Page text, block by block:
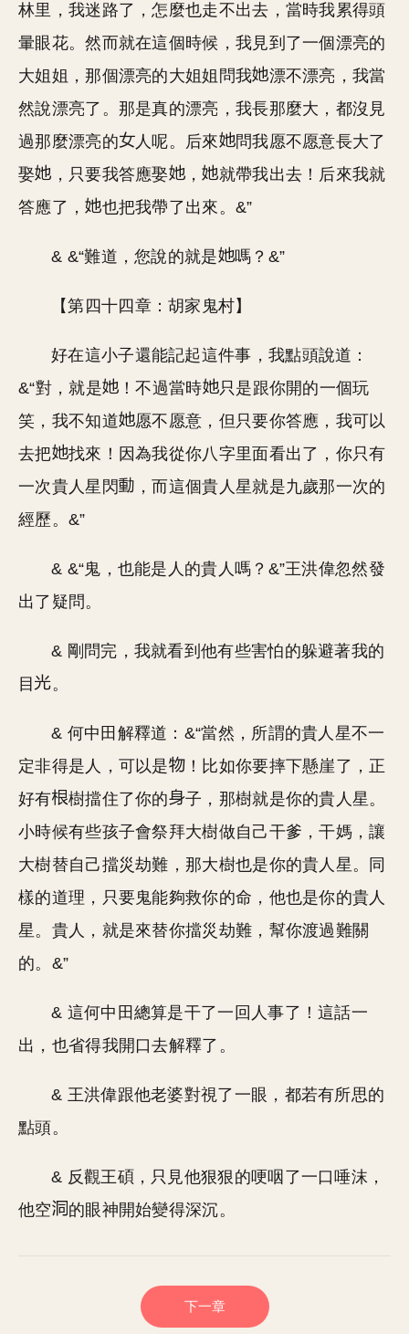
林里，我迷路了，怎麼也走不出去，當時我累得頭
暈眼花。然而就在這個時候，我見到了一個漂亮的
大姐姐，那個漂亮的大姐姐問我
漂不漂亮，我當
然說漂亮了。那是真的漂亮，我長那麼大，都沒見
過那麼漂亮的
人呢。后來
問我愿不愿意長大了
娶
，只要我答應娶 ，
就帶我出去！后來我就
答應了，
也把我帶了出來。&”
& &“難道，您說的就是 嗎？&”
【第四十四章：胡家鬼村】
好在這小子還能記起這件事，我點頭說道：
&“對，就是
！不過當時
只是跟你開的一個玩
笑，我不知道
愿不愿意，但只要你答應，我可以
去把
找來！因為我從你八字里面看出了，你只有
一次貴人星閃
，而這個貴人星就是九歲那一次的
經歷。&”
& &“鬼，也能是人的貴人嗎？&”王洪偉忽然發
出了疑問。
& 剛問完，我就看到他有些害怕的躲避著我的
目
。
& 何中田解釋道：&“當然，所謂的貴人星不一
定非得是人，可以是
！比如你要摔下懸崖了，正
好有
樹擋住了你的
子，那樹就是你的貴人星。
小時候有些孩子會祭拜大樹做自己干爹，干媽，讓
大樹替自己擋災劫難，那大樹也是你的貴人星。同
樣的道理，只要鬼能夠救你的命，他也是你的貴人
星。貴人，就是來替你擋災劫難，幫你渡過難關
的。&”
& 這何中田總算是干了一回人事了！這話一
出，也省得我開口去解釋了。
& 王洪偉跟他老婆對視了一眼，都若有所思的
點頭。
& 反觀王碩，只見他狠狠的哽咽了一口唾沫，
他空
的眼神開始變得深沉。
下一章